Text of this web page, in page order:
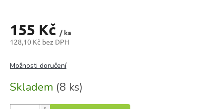
155 Kč / ks
128,10 Kč bez DPH
cena:
Skladem (8 ks)
Možnosti doručení